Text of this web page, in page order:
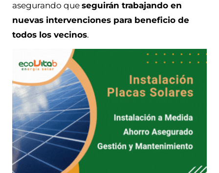
asegurando que seguirán trabajando en
nuevas intervenciones para beneficio de
todos los vecinos.